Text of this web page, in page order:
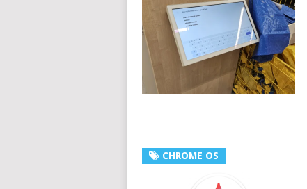
CHROME OS